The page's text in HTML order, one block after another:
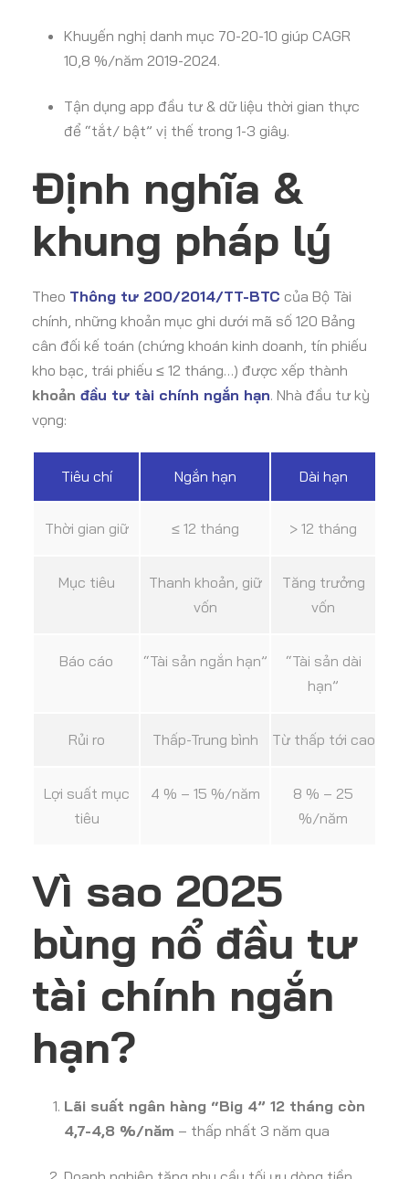
Khuyến nghị danh mục 70-20-10 giúp CAGR
10,8 %/năm 2019-2024.
Tận dụng app đầu tư & dữ liệu thời gian thực
để “tắt/ bật” vị thế trong 1-3 giây.
Định nghĩa &
khung pháp lý
Theo Thông tư 200/2014/TT-BTC của Bộ Tài
chính, những khoản mục ghi dưới mã số 120 Bảng
cân đối kế toán (chứng khoán kinh doanh, tín phiếu
kho bạc, trái phiếu ≤ 12 tháng…) được xếp thành
khoản đầu tư tài chính ngắn hạn. Nhà đầu tư kỳ
vọng:
Tiêu chí Ngắn hạn Dài hạn
Thời gian giữ ≤ 12 tháng > 12 tháng
Mục tiêu
Thanh khoản, giữ
vốn
Tăng trưởng
vốn
Báo cáo “Tài sản ngắn hạn”
“Tài sản dài
hạn”
Rủi ro Thấp-Trung bình Từ thấp tới cao
Lợi suất mục
tiêu
4 % – 15 %/năm
8 % – 25
%/năm
Vì sao 2025
bùng nổ đầu tư
tài chính ngắn
hạn?
Lãi suất ngân hàng “Big 4” 12 tháng còn
4,7-4,8 %/năm – thấp nhất 3 năm qua